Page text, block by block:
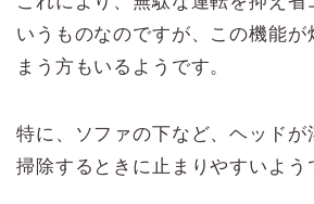
いうものなのですが、この機能が
まう方もいるようです。
特に、ソファの下など、ヘッドが
掃除するときに止まりやすいよう